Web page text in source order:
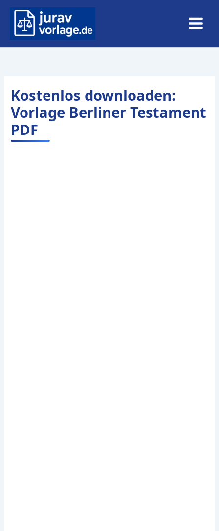
Zum
springen
Kostenlos downloaden:
Vorlage Berliner Testament
PDF